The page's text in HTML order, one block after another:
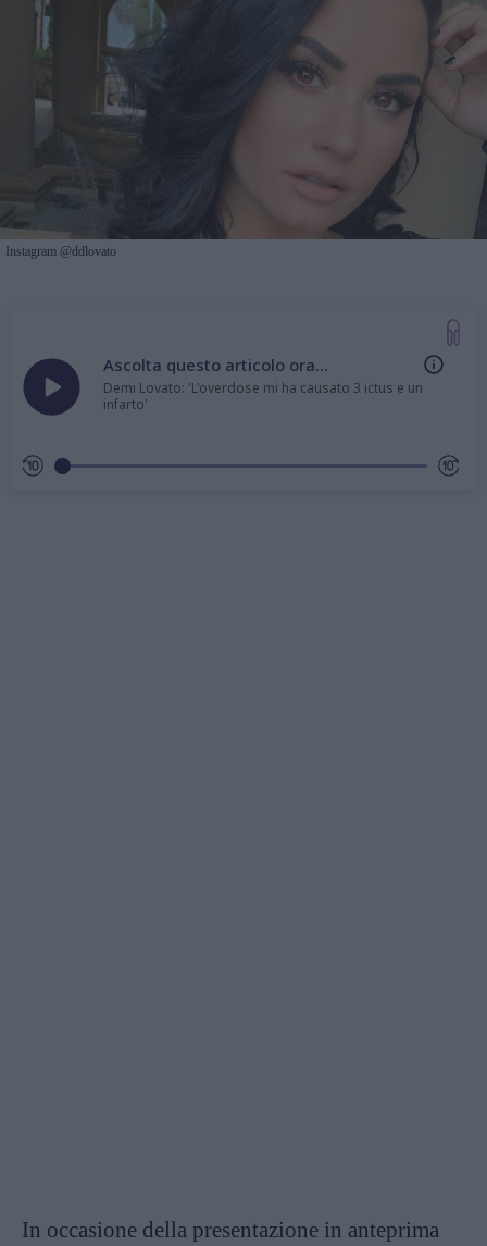
Instagram @ddlovato
Ascolta questo articolo ora...
Demi Lovato: 'L'overdose mi ha causato 3 ictus e un
infarto'
In occasione della presentazione in anteprima